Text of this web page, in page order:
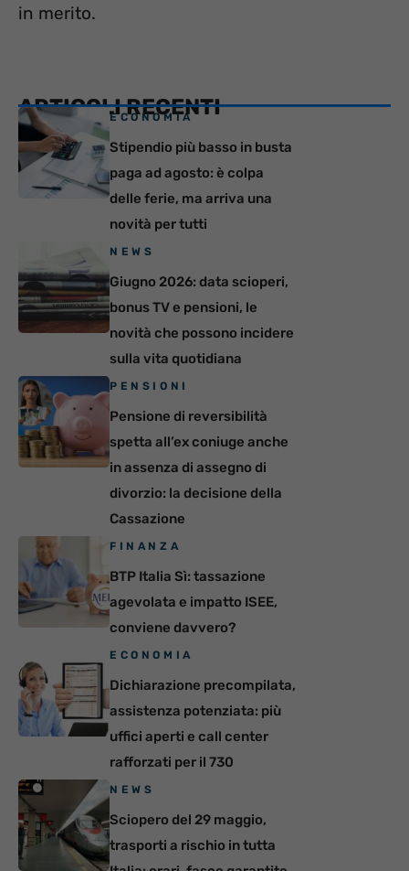
in merito.
ARTICOLI RECENTI
ECONOMIA
Stipendio più basso in busta
paga ad agosto: è colpa
delle ferie, ma arriva una
novità per tutti
NEWS
Giugno 2026: data scioperi,
bonus TV e pensioni, le
novità che possono incidere
sulla vita quotidiana
PENSIONI
Pensione di reversibilità
spetta all’ex coniuge anche
in assenza di assegno di
divorzio: la decisione della
Cassazione
FINANZA
BTP Italia Sì: tassazione
agevolata e impatto ISEE,
conviene davvero?
ECONOMIA
Dichiarazione precompilata,
assistenza potenziata: più
uffici aperti e call center
rafforzati per il 730
NEWS
Sciopero del 29 maggio,
trasporti a rischio in tutta